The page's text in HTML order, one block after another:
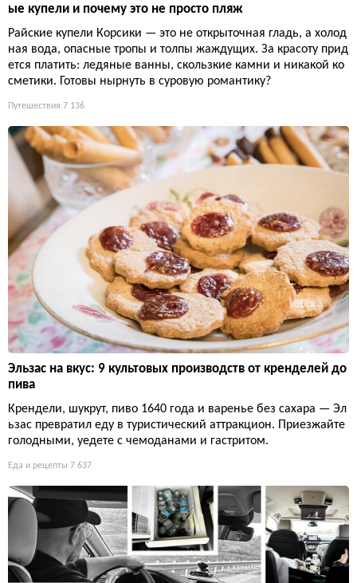
ые купели и почему это не просто пляж
Райские купели Корсики — это не открыточная гладь, а холод
ная вода, опасные тропы и толпы жаждущих. За красоту прид
ется платить: ледяные ванны, скользкие камни и никакой ко
сметики. Готовы нырнуть в суровую романтику?
Путешествия 7 136
Эльзас на вкус: 9 культовых производств от кренделей до
пива
Крендели, шукрут, пиво 1640 года и варенье без сахара — Эл
ьзас превратил еду в туристический аттракцион. Приезжайте
голодными, уедете с чемоданами и гастритом.
Еда и рецепты 7 637